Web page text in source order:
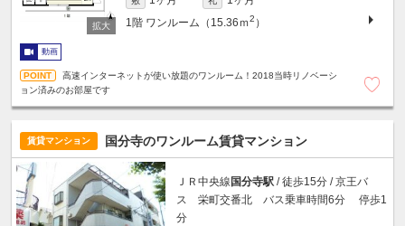
1階 ワンルーム（15.36ｍ2 ）
動画
高速インターネットが使い放題のワンルーム！2018当時リノベーシ
ョン済みのお部屋です
賃貸マンション 国分寺のワンルーム賃貸マンション
ＪＲ中央線 国分寺駅 / 徒歩15分 / 京王バ
ス 栄町交番北 バス乗車時間6分 停歩1
分